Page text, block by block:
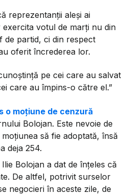
reprezentanții aleși ai
votul de marți nu din
de partid, ci din respect
oferit încrederea lor.
pe cei care au salvat
care au împins-o către el.”
o moțiune de cenzură
Bolojan. Este nevoie de
să fie adoptată, însă
deja 254.
Bolojan a dat de înțeles că
De altfel, potrivit surselor
negocieri în aceste zile, de